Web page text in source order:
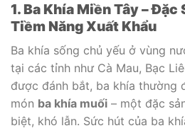
1. Ba Khía Miền Tây – Đặc
Tiềm Năng Xuất Khẩu
Ba khía sống chủ yếu ở vùng
tại các tỉnh như Cà Mau, Bạc
được đánh bắt, ba khía thường
món ba khía muối – một đặc
biệt, khó lẫn. Sức hút của ba